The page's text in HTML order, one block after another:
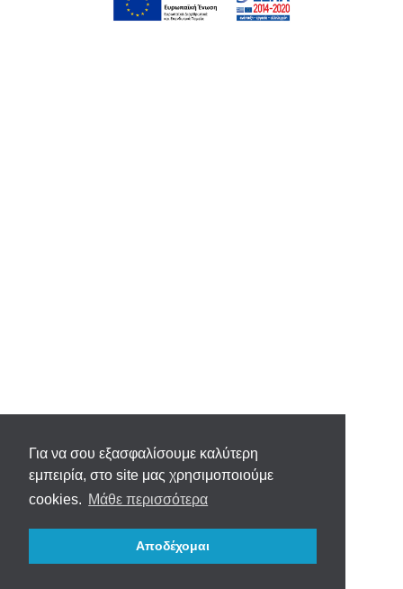
Για να σου εξασφαλίσουμε καλύτερη
εμπειρία, στο site μας χρησιμοποιούμε
cookies. Μάθε περισσότερα
Αποδέχομαι